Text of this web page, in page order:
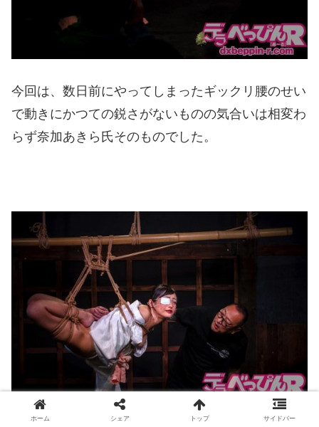
今回は、数日前にやってしまったギックリ腰のせい
で動きにかつての鋭さがないものの気合いは相変わ
らず奈加あきら氏そのものでした。
ホーム シェア トップ サイドバー